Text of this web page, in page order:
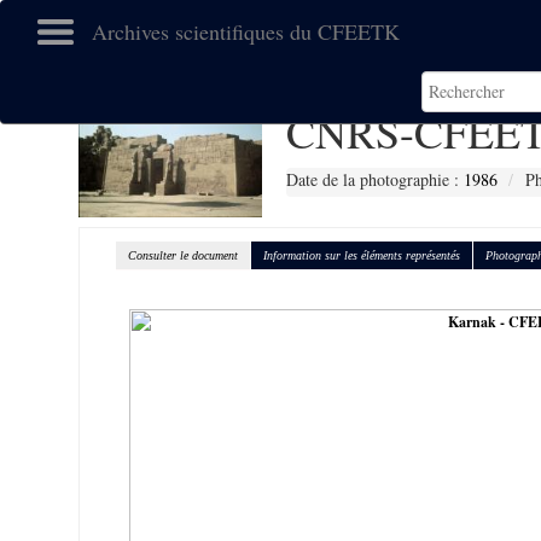
Archives scientifiques du CFEETK
CNRS-
Date de la photographie : 1986
Consulter le document Information sur les éléments représentés